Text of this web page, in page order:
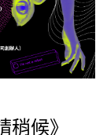
稍候》